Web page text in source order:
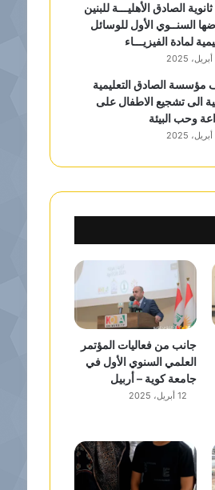
الصادق الأهليـــة للبنين
السنــوي الأول للوسائل
لمادة الفيزيـــاء
مؤسسة الصادق التعليمية
الى تشجيع الاطفال على
وحب البيئة
جانب من فعاليات المؤتمر
العلمي السنوي الأول في
جامعة كوية – أربيل
12 أبريل، 2025